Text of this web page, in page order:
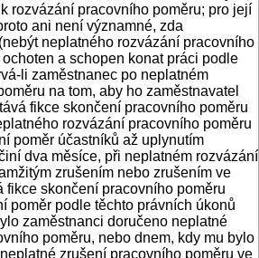
rozvázání pracovního poměru; pro její
ani není významné, zda
neplatného rozvázání pracovního
a schopen konat práci podle
li zaměstnanec po neplatném
na tom, aby ho zaměstnavatel
fikce skončení pracovního poměru
rozvázání pracovního poměru
poměr účastníků až uplynutím
dva měsíce, při neplatném rozvázání
zrušením nebo zrušením ve
fikce skončení pracovního poměru
poměr podle těchto právních úkonů
zaměstnanci doručeno neplatné
poměru, nebo dnem, kdy mu bylo
zrušení pracovního poměru ve